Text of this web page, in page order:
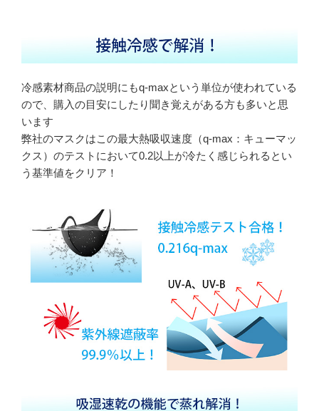
冷感素材商品の説明にもq-maxという単位が使われている
ので、購入の目安にしたり聞き覚えがある方も多いと思
います
弊社のマスクはこの最大熱吸収速度（q-max：キューマッ
クス）のテストにおいて0.2以上が冷たく感じられるとい
う基準値をクリア！